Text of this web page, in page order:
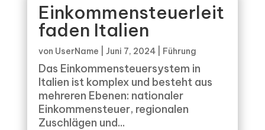
Einkommensteuerleit
faden Italien
von UserName Juni 7, 2024| Führung
Das Einkommensteuersystem in
Italien ist komplex und besteht aus
mehreren Ebenen: nationaler
Einkommensteuer, regionalen
Zuschlägen und...